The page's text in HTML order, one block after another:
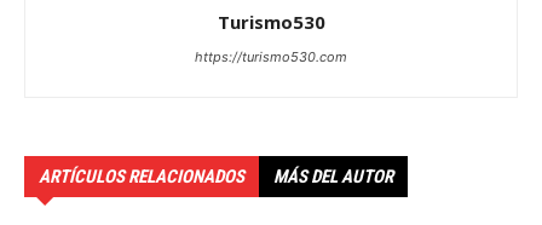
Turismo530
https://turismo530.com
ARTÍCULOS RELACIONADOS MÁS DEL AUTOR